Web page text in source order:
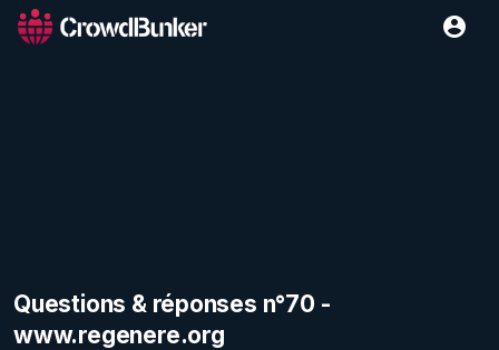
Questions & réponses n°70 -
www.regenere.org